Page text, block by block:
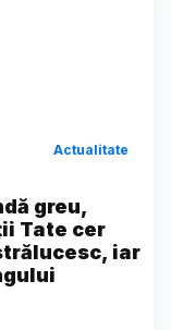
Actualitate
greu,
Tate cer
iar